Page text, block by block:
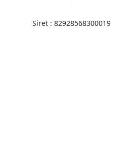
Siret : 82928568300019